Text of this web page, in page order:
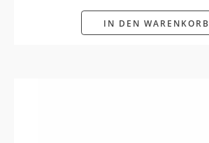
IN DEN WARENKORB